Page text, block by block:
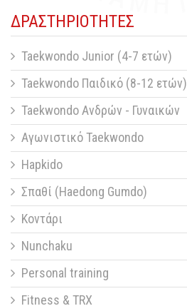
ΔΡΑΣΤΗΡΙΟΤΗΤΕΣ
Taekwondo Junior (4-7 ετών)
Taekwondo Παιδικό (8-12 ετών)
Taekwondo Ανδρών - Γυναικών
Αγωνιστικό Taekwondo
Hapkido
Σπαθί (Haedong Gumdo)
Κοντάρι
Nunchaku
Personal training
Fitness & TRX